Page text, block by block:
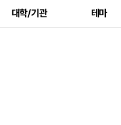
대학/기관 테마